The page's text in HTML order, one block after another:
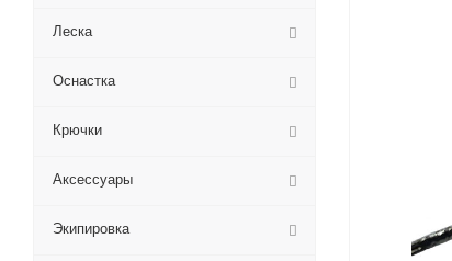
Леска
Оснастка
Крючки
Аксессуары
Экипировка